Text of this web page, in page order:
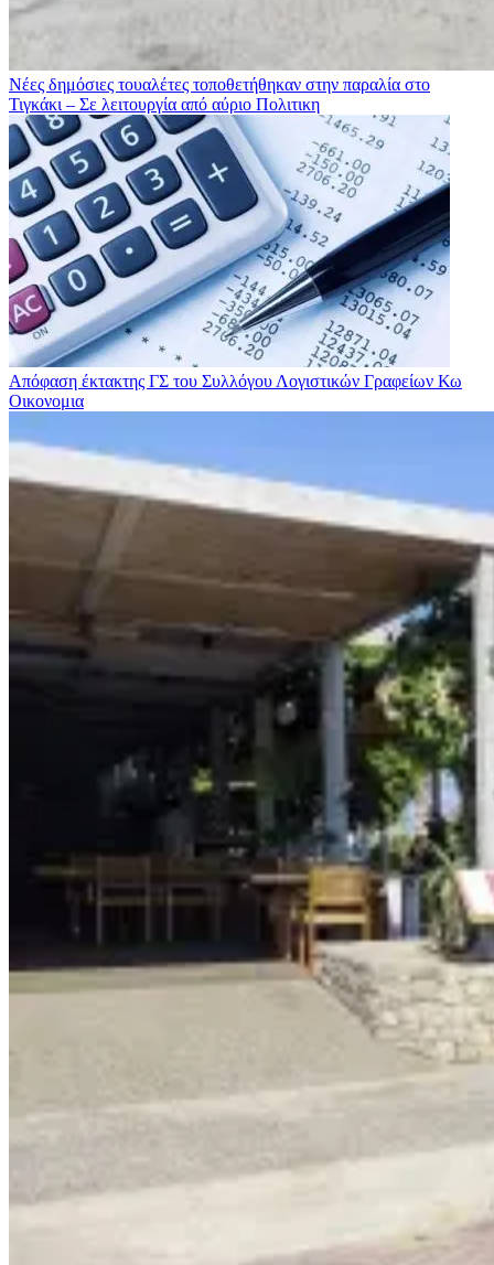
Νέες δημόσιες τουαλέτες τοποθετήθηκαν στην παραλία στο
Τιγκάκι – Σε λειτουργία από αύριο Πολιτικη
Απόφαση έκτακτης ΓΣ του Συλλόγου Λογιστικών Γραφείων Κω
Οικονομια